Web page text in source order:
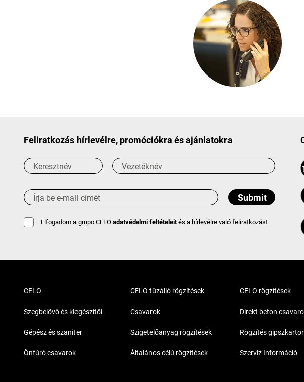
Feliratkozás hírlevélre, promóciókra és ajánlatokra
Elfogadom a grupo CELO adatvédelmi feltételeités a hírlevélre való feliratkozást
CELO
Szegbelövő és kiegészítői
Gépész és szaniter
Önfúró csavarok
CELO tűzálló rögzítések
Csavarok
Szigetelőanyag rögzítések
Általános célú rögzítések
CELO rögzítések
Direkt beton
Rögzítés
Szerviz Információ